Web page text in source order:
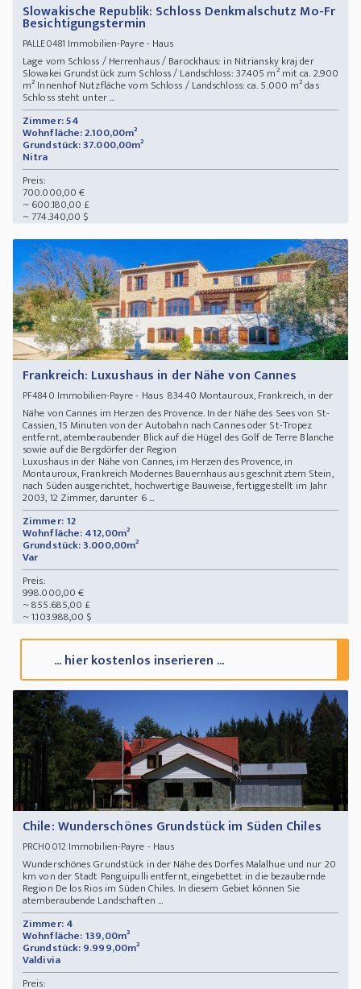
Slowakische Republik: Schloss Denkmalschutz Mo-Fr
Besichtigungstermin
PALLE0481 Immobilien-Payre - Haus
Lage vom Schloss / Herrenhaus / Barockhaus: in Nitriansky kraj der
Slowakei Grundstück zum Schloss / Landschloss: 37.405 m² mit ca. 2.900
m² Innenhof Nutzfläche vom Schloss / Landschloss: ca. 5.000 m² das
Schloss steht unter ...
Zimmer: 54
Wohnfläche: 2.100,00m²
Grundstück: 37.000,00m²
Nitra
Preis:
700.000,00 €
~ 600.180,00 £
~ 774.340,00 $
Frankreich: Luxushaus in der Nähe von Cannes
PF4840 Immobilien-Payre - Haus 83440 Montauroux, Frankreich, in der
Nähe von Cannes im Herzen des Provence. In der Nähe des Sees von St-
Cassien, 15 Minuten von der Autobahn nach Cannes oder St-Tropez
entfernt, atemberaubender Blick auf die Hügel des Golf de Terre Blanche
sowie auf die Bergdörfer der Region
Luxushaus in der Nähe von Cannes, im Herzen des Provence, in
Montauroux, Frankreich Modernes Bauernhaus aus geschnitztem Stein,
nach Süden ausgerichtet, hochwertige Bauweise, fertiggestellt im Jahr
2003, 12 Zimmer, darunter 6 ...
Zimmer: 12
Wohnfläche: 412,00m²
Grundstück: 3.000,00m²
Var
Preis:
998.000,00 €
~ 855.685,00 £
~ 1.103.988,00 $
... hier kostenlos inserieren ...
Chile: Wunderschönes Grundstück im Süden Chiles
PRCH0012Immobilien-Payre - Haus
Wunderschönes Grundstück in der Nähe des Dorfes Malalhue und nur 20
km von der Stadt Panguipulli entfernt, eingebettet in die bezaubernde
Region De los Rios im Süden Chiles. In diesem Gebiet können Sie
atemberaubende Landschaften ...
Zimmer: 4
Wohnfläche: 139,00m²
Grundstück: 9.999,00m²
Valdivia
Preis: